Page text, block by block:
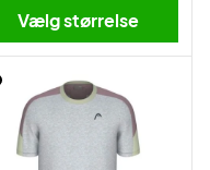
Vælg størrelse